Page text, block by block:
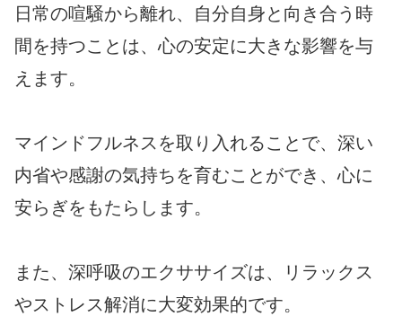
日常の喧騒から離れ、自分自身と向き合う時
間を持つことは、心の安定に大きな影響を与
えます。
マインドフルネスを取り入れることで、深い
内省や感謝の気持ちを育むことができ、心に
安らぎをもたらします。
また、深呼吸のエクササイズは、リラックス
やストレス解消に大変効果的です。